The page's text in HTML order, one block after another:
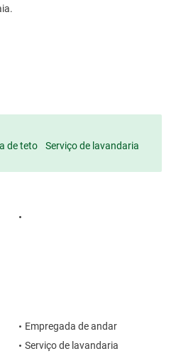
de teto
Serviço de lavandaria
Empregada de andar
Serviço de lavandaria